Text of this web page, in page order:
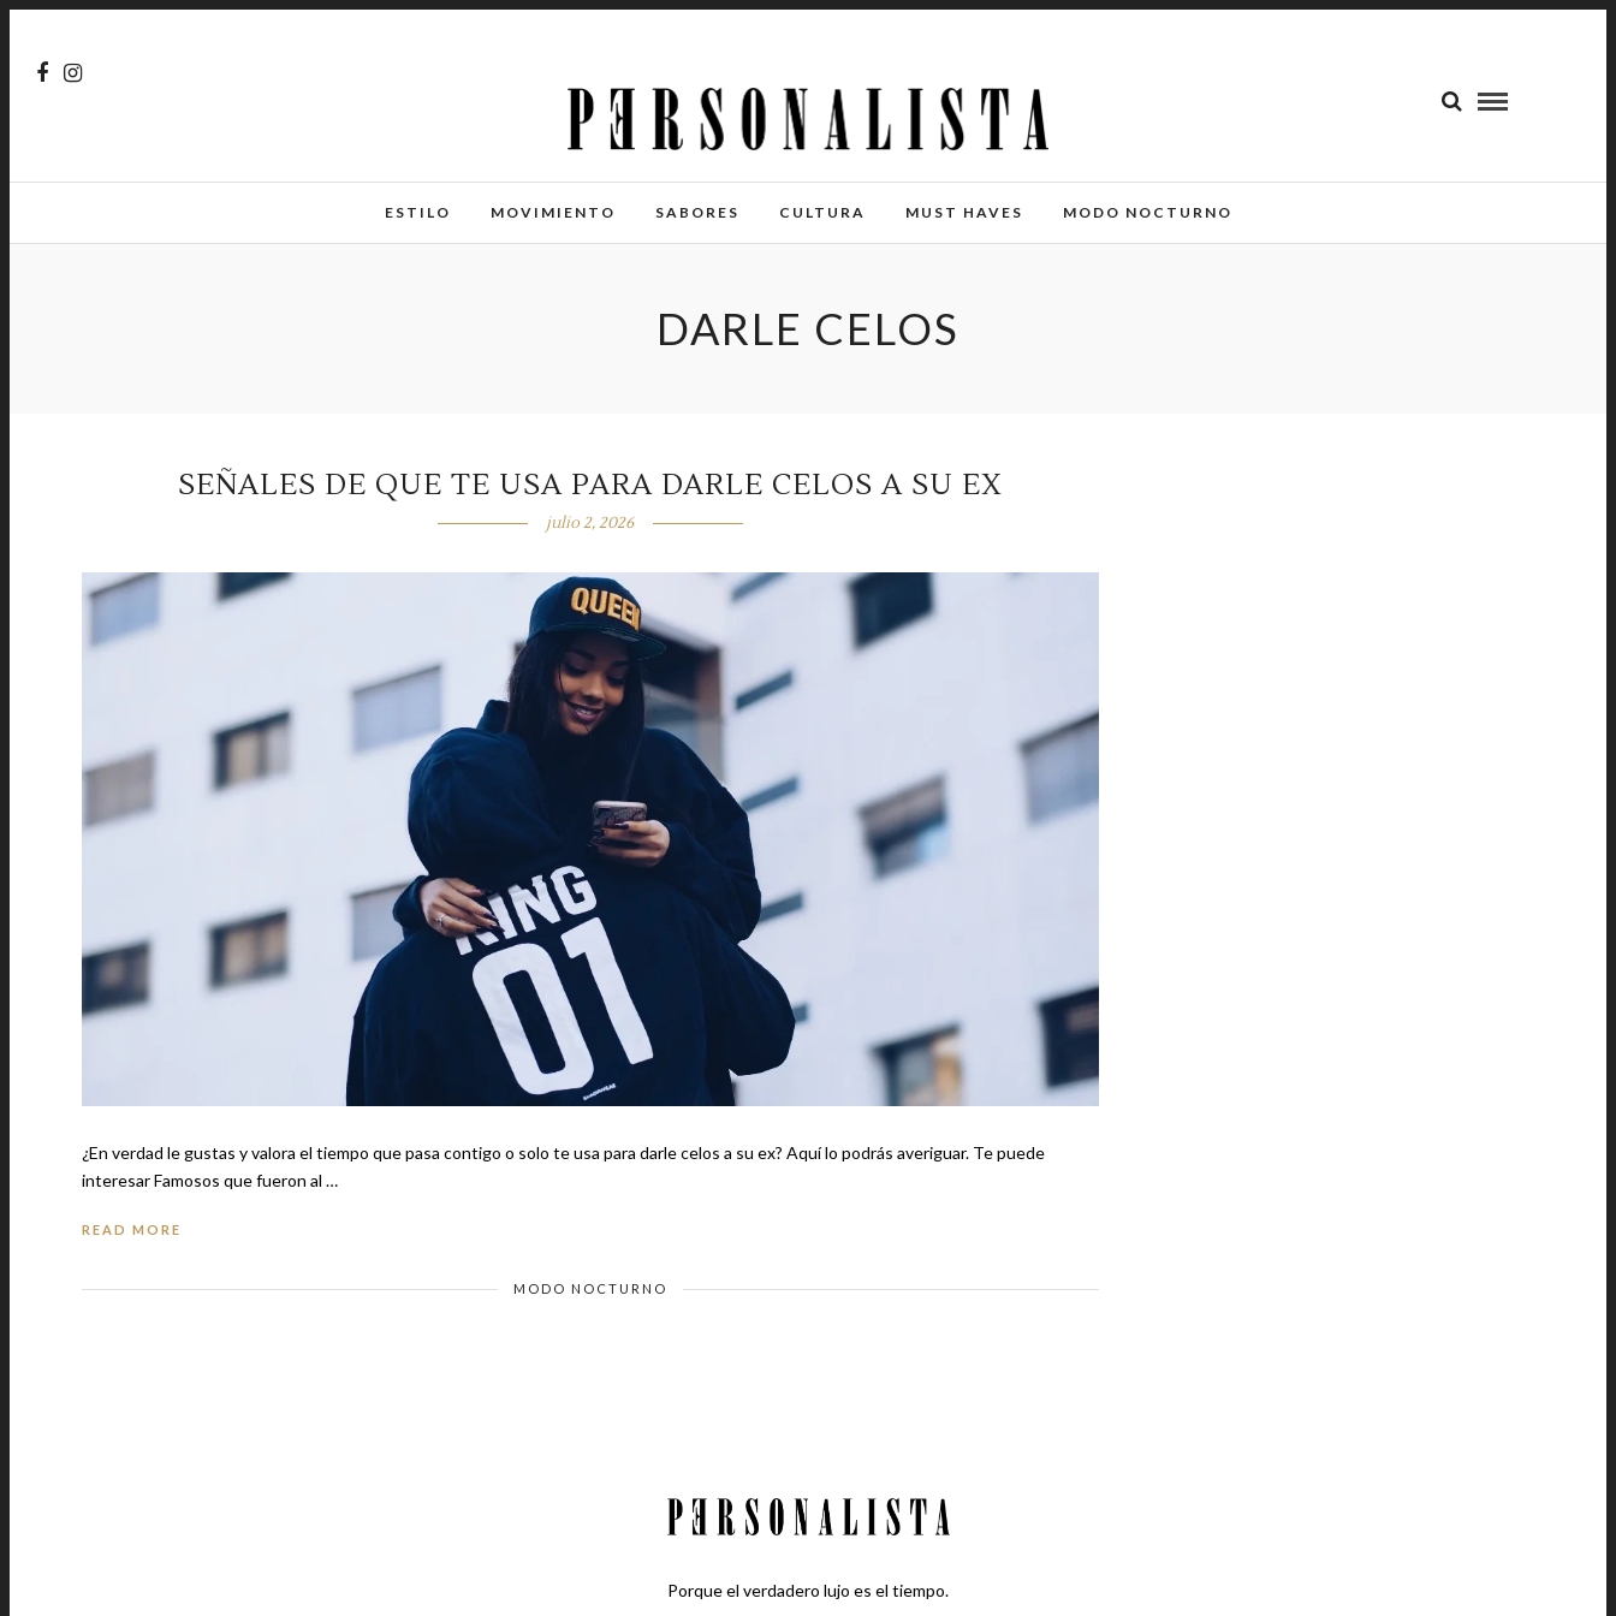
ESTILO MOVIMIENTO SABORES CULTURA MUST HAVES MODO NOCTURNO
DARLE CELOS
SEÑALES DE QUE TE USA PARA DARLE CELOS A SU EX
julio 2, 2026
¿En verdad le gustas y valora el tiempo que pasa contigo o solo te usa para darle celos a su ex? Aquí lo podrás averiguar. Te puede
interesar Famosos que fueron al …
READ MORE
MODO NOCTURNO
Porque el verdadero lujo es el tiempo.